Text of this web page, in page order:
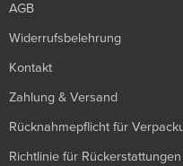
AGB
Widerrufsbelehrung
Kontakt
Zahlung & Versand
Rücknahmepflicht für
Richtlinie für